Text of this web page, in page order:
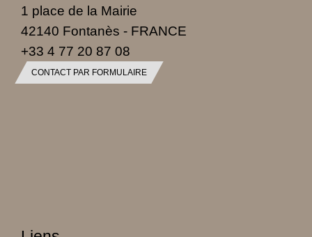
1 place de la Mairie
42140 Fontanès - FRANCE
+33 4 77 20 87 08
CONTACT PAR FORMULAIRE